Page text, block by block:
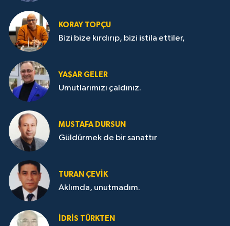
KORAY TOPÇU
Bizi bize kırdırıp, bizi istila ettiler,
YAŞAR GELER
Umutlarımızı çaldınız.
MUSTAFA DURSUN
Güldürmek de bir sanattır
TURAN ÇEVİK
Aklımda, unutmadım.
İDRİS TÜRKTEN